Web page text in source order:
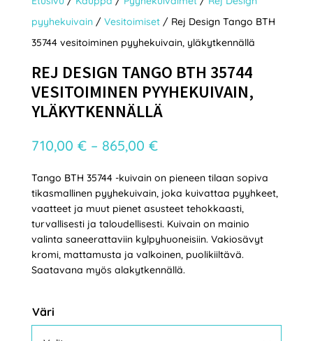
pyyhekuivain/ Vesitoimiset/ Rej Design Tango BTH
35744 vesitoiminen pyyhekuivain, yläkytkennällä
REJ DESIGN TANGO BTH 35744
VESITOIMINEN PYYHEKUIVAIN,
YLÄKYTKENNÄLLÄ
710,00 € – 865,00 €Hintaluokka:
-
865,00 €
Tango BTH 35744 -kuivain on pieneen tilaan sopiva
tikasmallinen pyyhekuivain, joka kuivattaa pyyhkeet,
vaatteet ja muut pienet asusteet tehokkaasti,
turvallisesti ja taloudellisesti. Kuivain on mainio
valinta saneerattaviin kylpyhuoneisiin. Vakiosävyt
kromi, mattamusta ja valkoinen, puolikiiltävä.
Saatavana myös alakytkennällä.
Väri